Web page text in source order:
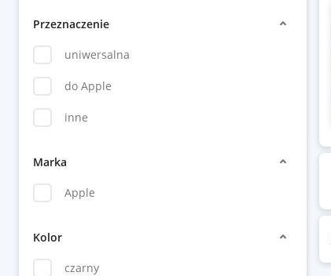
Przeznaczenie
uniwersalna
do Apple
inne
Marka
Apple
Kolor
czarny